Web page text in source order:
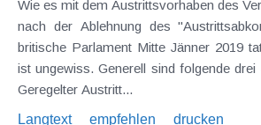
Wie es mit dem Austrittsvorhaben des
nach der Ablehnung des
britische Parlament Mitte Jänner 2019
ist ungewiss. Generell sind folgende drei Szenarien möglich .
Geregelter Austritt...
Langtext
empfehlen drucken